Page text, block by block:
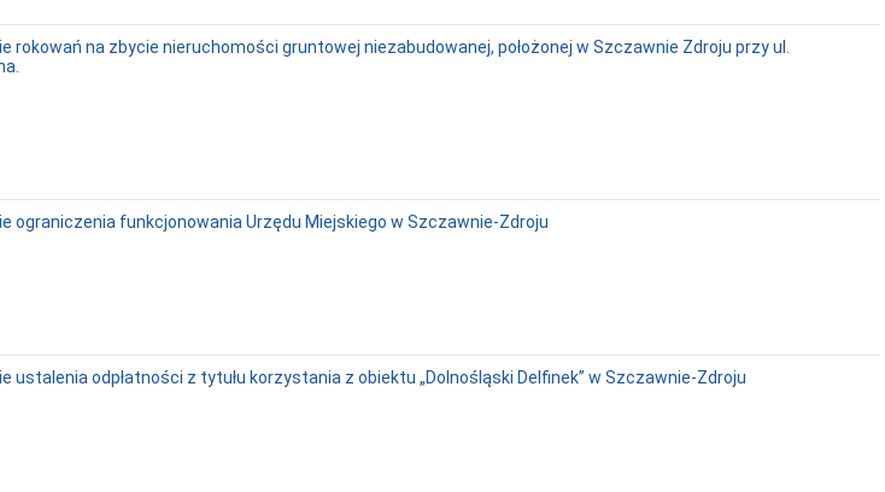
na zbycie nieruchomości gruntowej niezabudowanej, położonej w Szczawnie Zdroju przy ul.
ograniczenia funkcjonowania Urzędu Miejskiego w Szczawnie-Zdroju
odpłatności z tytułu korzystania z obiektu „Dolnośląski Delfinek” w Szczawnie-Zdroju